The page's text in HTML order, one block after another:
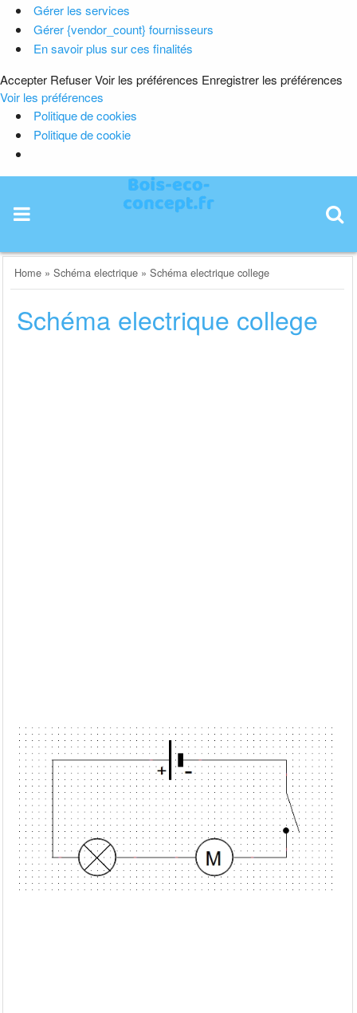
Gérer les services
Gérer {vendor_count} fournisseurs
En savoir plus sur ces finalités
Accepter RefuserVoir les préférences Enregistrer les préférences
Voir les préférences
Politique de cookies
Politique de cookie
content
Home »Schéma electrique »Schéma electrique college
Schéma electrique college